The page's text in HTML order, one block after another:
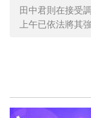
田中君則在接受
上午已依法將其